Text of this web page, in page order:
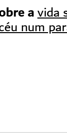
avida
num